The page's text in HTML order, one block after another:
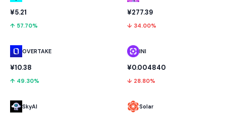
¥5.21
↑ 57.70%
OVERTAKE
¥10.38
↑ 49.30%
SkyAI
¥277.39
↓ 34.00%
INI
¥0.004840
↓ 28.80%
Solar